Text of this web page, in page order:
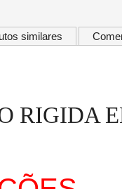
similares
RIGIDA